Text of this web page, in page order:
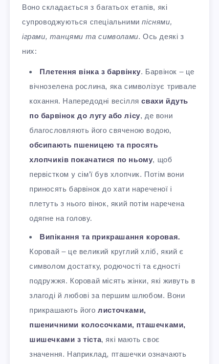
Воно складається з багатьох етапів, які
супроводжуються спеціальнимипіснями,
іграми, танцями та символами. Ось деякі з
них:
Плетення вінка з барвінку. Барвінок – це
вічнозелена рослина, яка символізує тривале
кохання. Напередодні весіллясвахи йдуть
по барвінок до лугу або лісу, де вони
благословляють його свяченою водою,
обсипають пшеницею та просять
хлопчиків покачатися по ньому, щоб
первістком у сім’ї був хлопчик. Потім вони
приносять барвінок до хати нареченої і
плетуть з нього вінок, який потім наречена
одягне на голову.
Випікання та прикрашання коровая.
Коровай – це великий круглий хліб, який є
символом достатку, родючості та єдності
подружжя. Коровай місять жінки, які живуть в
злагоді й любові за першим шлюбом. Вони
прикрашають йоголисточками,
пшеничними колосочками, пташечками,
шишечками з тіста, які мають своє
значення. Наприклад, пташечки означають